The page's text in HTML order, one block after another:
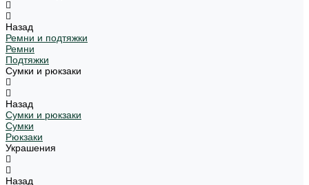
Назад
Ремни и подтяжки
Ремни
Подтяжки
Сумки и рюкзаки
Назад
Сумки и рюкзаки
Сумки
Рюкзаки
Украшения
Назад